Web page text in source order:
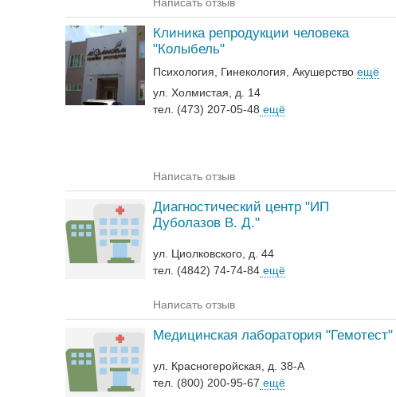
Клиника репродукции человека
"Колыбель"
Психология Гинекология Акушерство ещё
ул. Холмистая, д. 14
тел. (473) 207-05-48 ещё
Написать отзыв
Диагностический центр "ИП
Дуболазов В. Д."
ул. Циолковского, д. 44
тел. (4842) 74-74-84 ещё
Написать отзыв
Медицинская лаборатория "Гемотест"
ул. Красногеройская, д. 38-А
тел. (800) 200-95-67 ещё